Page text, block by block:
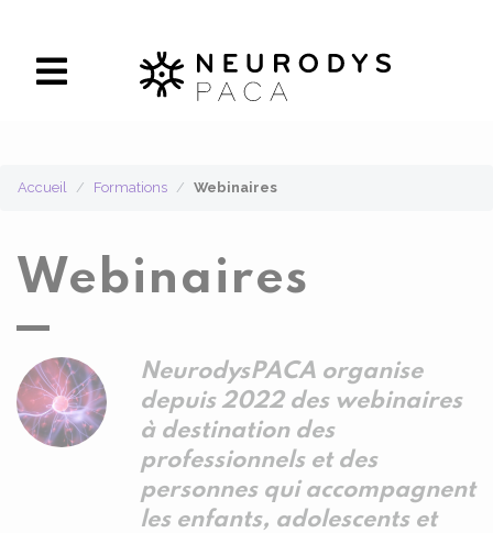
Accueil Formations Webinaires
Webinaires
NeurodysPACA organise
depuis 2022 des webinaires
à destination des
professionnels et des
personnes qui accompagnent
les enfants, adolescents et